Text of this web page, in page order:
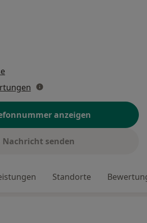
Spezialisierungen
anzeigen
Nachricht senden
Standorte